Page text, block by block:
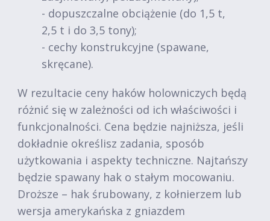
- dopuszczalne obciążenie (do 1,5 t,
2,5 t i do 3,5 tony);
- cechy konstrukcyjne (spawane,
skręcane).
W rezultacie ceny haków holowniczych będą
różnić się w zależności od ich właściwości i
funkcjonalności. Cena będzie najniższa, jeśli
dokładnie określisz zadania, sposób
użytkowania i aspekty techniczne. Najtańszy
będzie spawany hak o stałym mocowaniu.
Droższe – hak śrubowany, z kołnierzem lub
wersja amerykańska z gniazdem